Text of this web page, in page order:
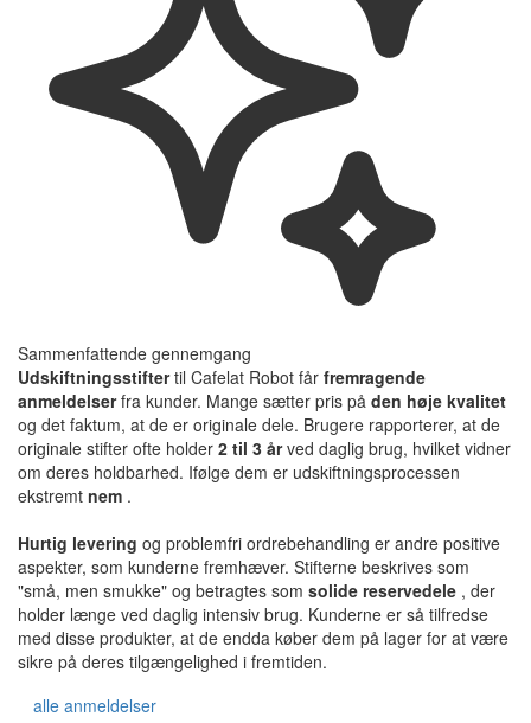
Sammenfattende gennemgang
Udskiftningsstiftertil Cafelat Robot får fremragende
anmeldelserfra kunder. Mange sætter pris på den høje kvalitet
og det faktum, at de er originale dele. Brugere rapporterer, at de
originale stifter ofte holder 2 til 3 årved daglig brug, hvilket vidner
om deres holdbarhed. Ifølge dem er udskiftningsprocessen
ekstremt nem .
Hurtig levering og problemfri ordrebehandling er andre positive
aspekter, som kunderne fremhæver. Stifterne beskrives som
"små, men smukke" og betragtes som solide reservedele , der
holder længe ved daglig intensiv brug. Kunderne er så tilfredse
med disse produkter, at de endda køber dem på lager for at være
sikre på deres tilgængelighed i fremtiden.
alle anmeldelser